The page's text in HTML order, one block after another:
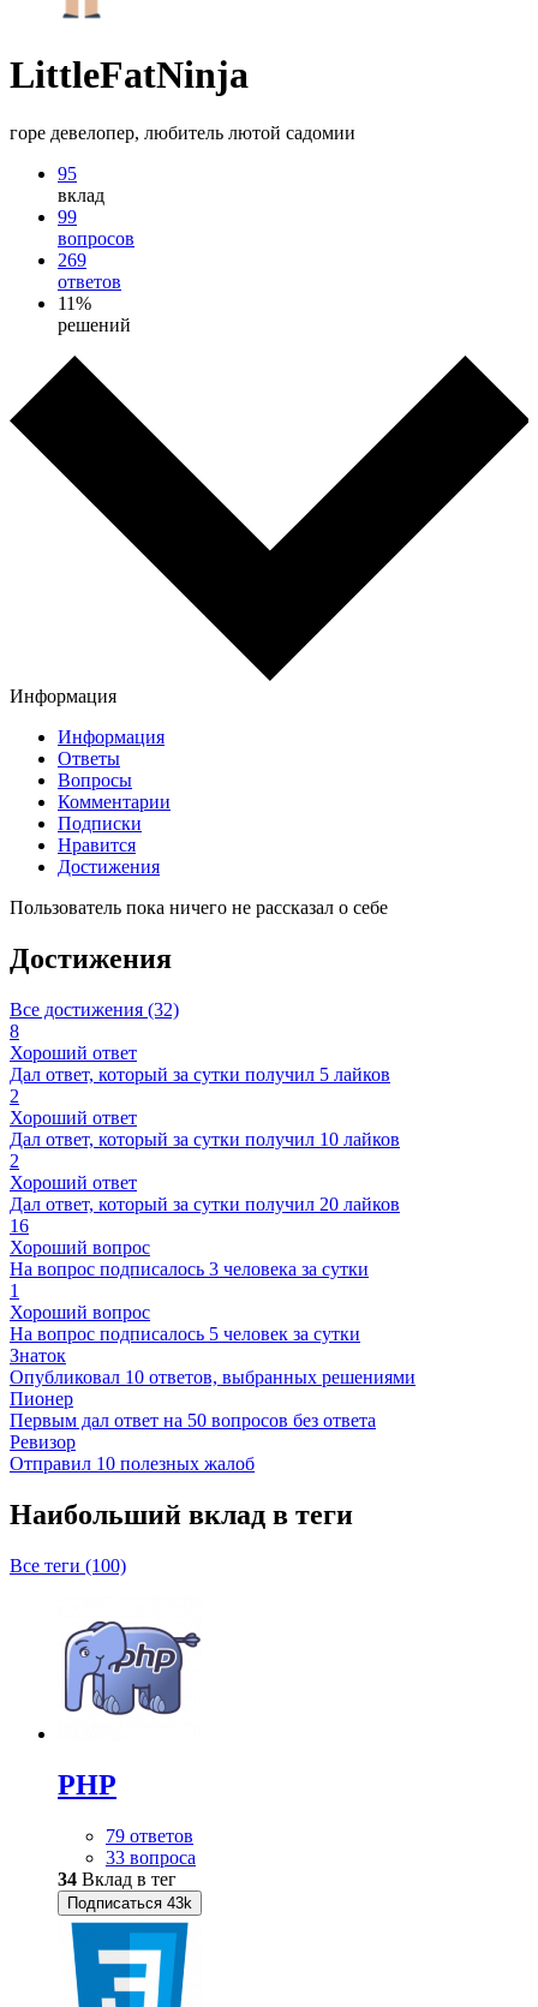
LittleFatNinja
горе девелопер, любитель лютой садомии
95
вклад
99
вопросов
269
ответов
11%
решений
Информация
Информация
Ответы
Вопросы
Комментарии
Подписки
Нравится
Достижения
Пользователь пока ничего не рассказал о себе
Достижения
Все достижения (32)
8
Хороший ответ
Дал ответ, который за сутки получил 5 лайков
2
Хороший ответ
Дал ответ, который за сутки получил 10 лайков
2
Хороший ответ
Дал ответ, который за сутки получил 20 лайков
16
Хороший вопрос
На вопрос подписалось 3 человека за сутки
1
Хороший вопрос
На вопрос подписалось 5 человек за сутки
Знаток
Опубликовал 10 ответов, выбранных решениями
Пионер
Первым дал ответ на 50 вопросов без ответа
Ревизор
Отправил 10 полезных жалоб
Наибольший вклад в теги
Все теги (100)
PHP
79 ответов
33 вопроса
34 Вклад в тег
Подписаться 43k